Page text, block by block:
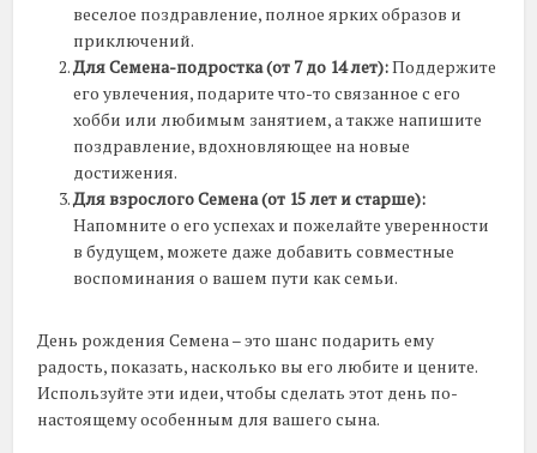
веселое поздравление, полное ярких образов и
приключений.
Для Семена-подростка (от 7 до 14 лет):Поддержите
его увлечения, подарите что-то связанное с его
хобби или любимым занятием, а также напишите
поздравление, вдохновляющее на новые
достижения.
Для взрослого Семена (от 15 лет и старше):
Напомните о его успехах и пожелайте уверенности
в будущем, можете даже добавить совместные
воспоминания о вашем пути как семьи.
День рождения Семена – это шанс подарить ему
радость, показать, насколько вы его любите и цените.
Используйте эти идеи, чтобы сделать этот день по-
настоящему особенным для вашего сына.